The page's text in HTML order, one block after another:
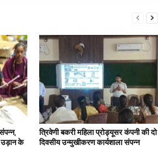
उड़ान के
त्रिवेणी बकरी महिला प्रोड्यूसर कंपनी की दो
दिवसीय उन्मुखीकरण कार्यशाला संपन्न